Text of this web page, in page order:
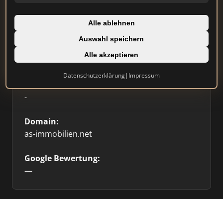
Alle ablehnen
Auswahl speichern
Alle akzeptieren
Datenschutzerklärung| Impressum
Einzelner Makler
-
Domain:
as-immobilien.net
Google Bewertung:
—